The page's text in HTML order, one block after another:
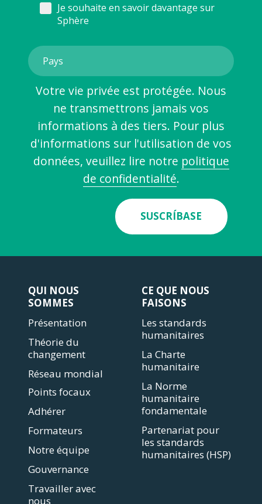
Je souhaite en savoir davantage sur
Sphère
Votre vie privée est protégée. Nous
ne transmettrons jamais vos
informations à des tiers. Pour plus
d'informations sur l'utilisation de vos
données, veuillez lire notre politique
de confidentialité.
SUSCRÍBASE
QUI NOUS
SOMMES
Présentation
Théorie du
changement
Réseau mondial
Points focaux
Adhérer
Formateurs
Notre équipe
Gouvernance
Travailler avec
nous
CE QUE NOUS
FAISONS
Les standards
humanitaires
La Charte
humanitaire
La Norme
humanitaire
fondamentale
Partenariat pour
les standards
humanitaires (HSP)